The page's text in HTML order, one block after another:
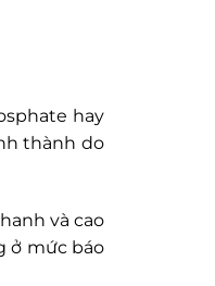
hay
thành do
và cao
ở mức báo